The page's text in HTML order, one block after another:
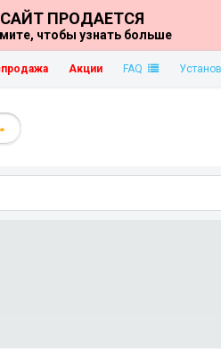
САЙТ ПРОДАЕТСЯ
чтобы узнать больше
Акции FAQ